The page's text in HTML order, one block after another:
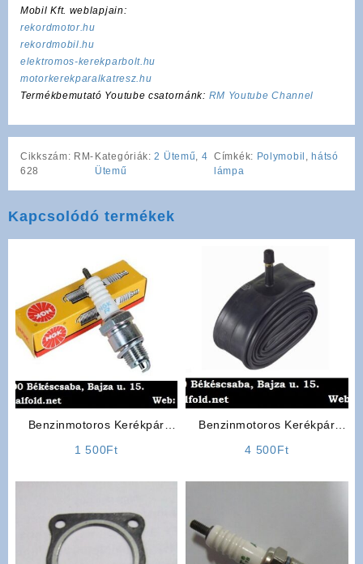
Mobil Kft. weblapjain:
rekordmotor.hu
rekordmobil.hu
elektromos-kerekparbolt.hu
motorkerekparalkatresz.hu
Termékbemutató Youtube csatornánk: RM Youtube Channel
Cikkszám: RM-
628
Kategóriák:2 Ütemű
4
Ütemű
Címkék: Polymobil ,hátsó
lámpa
Kapcsolódó termékek
Benzinmotoros Kerékpár
1 500Ft
Benzinmotoros Kerékpár
4 500Ft